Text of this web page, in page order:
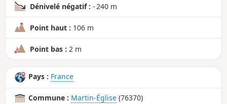
Dénivelé négatif : - 240 m
Point haut : 106 m
Point bas : 2 m
Pays : France
Commune : Martin-Église (76370)